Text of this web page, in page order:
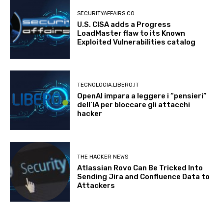
SECURITYAFFAIRS.CO
U.S. CISA adds a Progress
LoadMaster flaw to its Known
Exploited Vulnerabilities catalog
TECNOLOGIA.LIBERO.IT
OpenAI impara a leggere i “pensieri”
dell’IA per bloccare gli attacchi
hacker
THE HACKER NEWS
Atlassian Rovo Can Be Tricked Into
Sending Jira and Confluence Data to
Attackers